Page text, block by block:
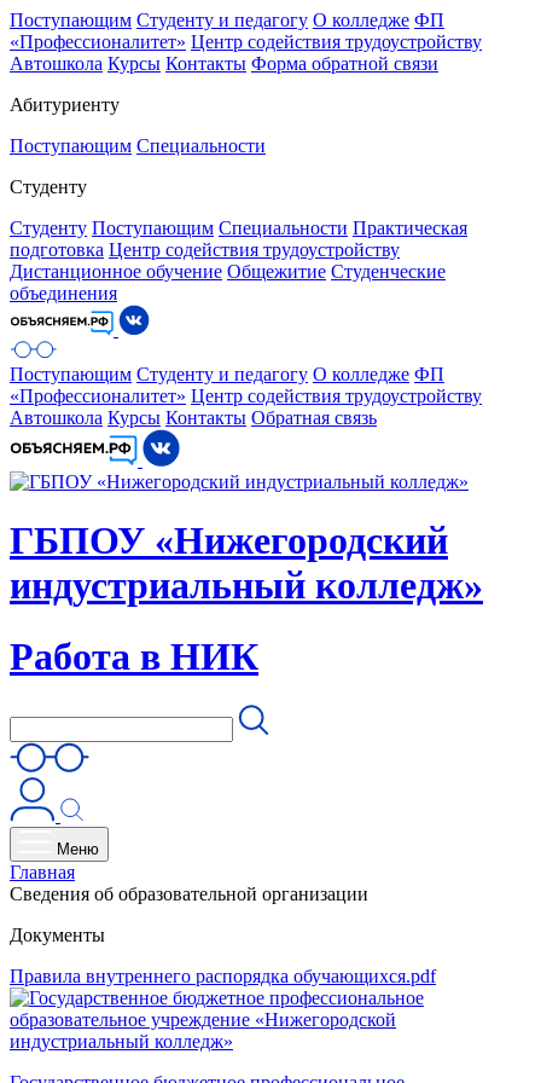
Поступающим Студенту и педагогу О колледже ФП
«Профессионалитет» Центр содействия трудоустройству
Автошкола Курсы Контакты Форма обратной связи
Абитуриенту
Поступающим Специальности
Студенту
Студенту Поступающим Специальности Практическая
подготовка Центр содействия трудоустройству
Дистанционное обучение Общежитие Студенческие
объединения
Поступающим Студенту и педагогу О колледже ФП
«Профессионалитет» Центр содействия трудоустройству
Автошкола Курсы Контакты Обратная связь
ГБПОУ «Нижегородский
индустриальный колледж»
Работа в НИК
Меню
Главная
Сведения об образовательной организации
Документы
Правила внутреннего распорядка обучающихся.pdf